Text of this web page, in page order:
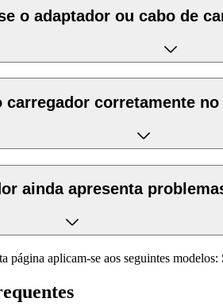
o adaptador ou cabo de
carregador corretamente
ainda apresenta
página aplicam-se aos seguintes modelos: